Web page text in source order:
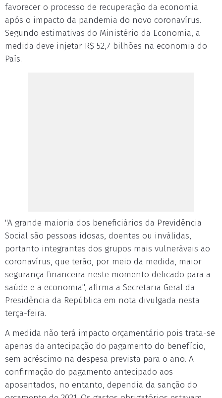
favorecer o processo de recuperação da economia
após o impacto da pandemia do novo coronavírus.
Segundo estimativas do Ministério da Economia, a
medida deve injetar R$ 52,7 bilhões na economia do
País.
"A grande maioria dos beneficiários da Previdência
Social são pessoas idosas, doentes ou inválidas,
portanto integrantes dos grupos mais vulneráveis ao
coronavírus, que terão, por meio da medida, maior
segurança financeira neste momento delicado para a
saúde e a economia", afirma a Secretaria Geral da
Presidência da República em nota divulgada nesta
terça-feira.
A medida não terá impacto orçamentário pois trata-se
apenas da antecipação do pagamento do benefício,
sem acréscimo na despesa prevista para o ano. A
confirmação do pagamento antecipado aos
aposentados, no entanto, dependia da sanção do